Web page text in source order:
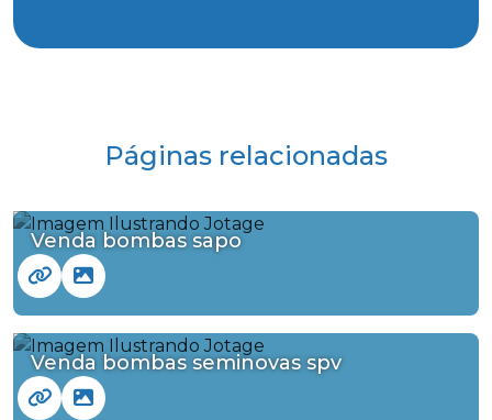
Páginas relacionadas
Venda bombas sapo
Venda bombas seminovas spv